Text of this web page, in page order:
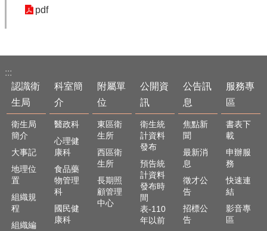
pdf
:::
認識衛
生局
衛生局
簡介
大事記
地理位
置
組織規
程
組織編
科室簡
介
醫政科
心理健
康科
食品藥
物管理
科
國民健
康科
附屬單
位
東區衛
生所
西區衛
生所
長期照
顧管理
中心
公開資
訊
衛生統
計資料
發布
預告統
計資料
發布時
間
表-110
年以前
公告訊
息
焦點新
聞
最新消
息
徵才公
告
招標公
告
服務專
區
書表下
載
申辦服
務
快速連
結
影音專
區